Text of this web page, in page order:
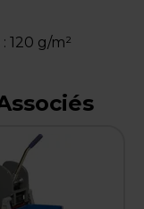
120 g/m²